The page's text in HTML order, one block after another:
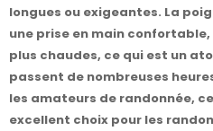
longues ou exigeantes. La
une prise en main confortable,
plus chaudes, ce qui est un
passent de nombreuses
les amateurs de randonnée,
excellent choix pour les